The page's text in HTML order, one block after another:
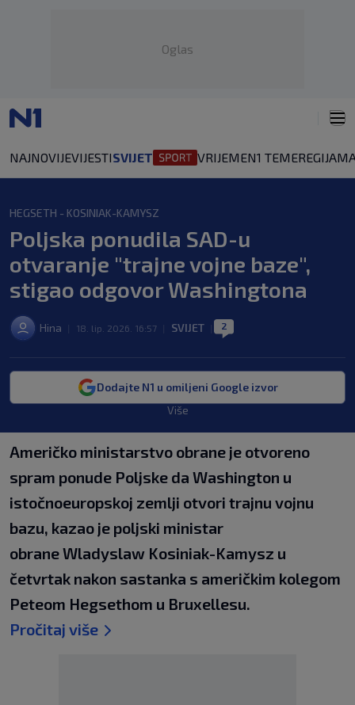
Oglas
NAJNOVIJEVIJESTISVIJET VRIJEMEN1 TEMEREGIJA
HEGSETH - KOSINIAK-KAMYSZ
Poljska ponudila SAD-u
otvaranje "trajne vojne baze",
stigao odgovor Washingtona
Hina 18. lip. 2026. 16:57 SVIJET 2
Dodajte N1 u omiljeni Google izvor
Više
Američko ministarstvo obrane je otvoreno
spram ponude Poljske da Washington u
istočnoeuropskoj zemlji otvori trajnu vojnu
bazu, kazao je poljski ministar
obrane Wladyslaw Kosiniak-Kamysz u
četvrtak nakon sastanka s američkim kolegom
Peteom Hegsethom u Bruxellesu.
Pročitaj više